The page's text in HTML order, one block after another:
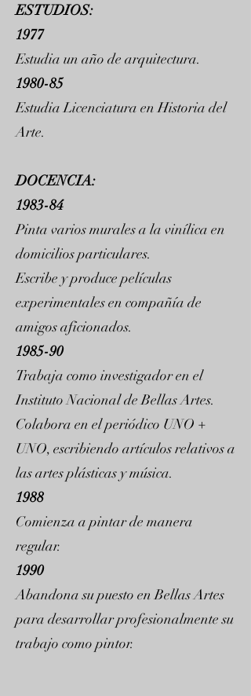
ESTUDIOS:
1977
Estudia un año de arquitectura.
1980-85
Estudia Licenciatura en Historia del
Arte.
DOCENCIA:
1983-84
Pinta varios murales a la vinílica en
domicilios particulares.
Escribe y produce películas
experimentales en compañía de
amigos aficionados.
1985-90
Trabaja como investigador en el
Instituto Nacional de Bellas Artes.
Colabora en el periódico UNO +
UNO, escribiendo artículos relativos a
las artes plásticas y música.
1988
Comienza a pintar de manera
regular.
1990
Abandona su puesto en Bellas Artes
para desarrollar profesionalmente su
trabajo como pintor.